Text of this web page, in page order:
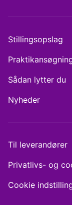
Stillingsopslag
Sådan lytter du
Nyheder
Til leverandører
Privatlivs- og
Cookie